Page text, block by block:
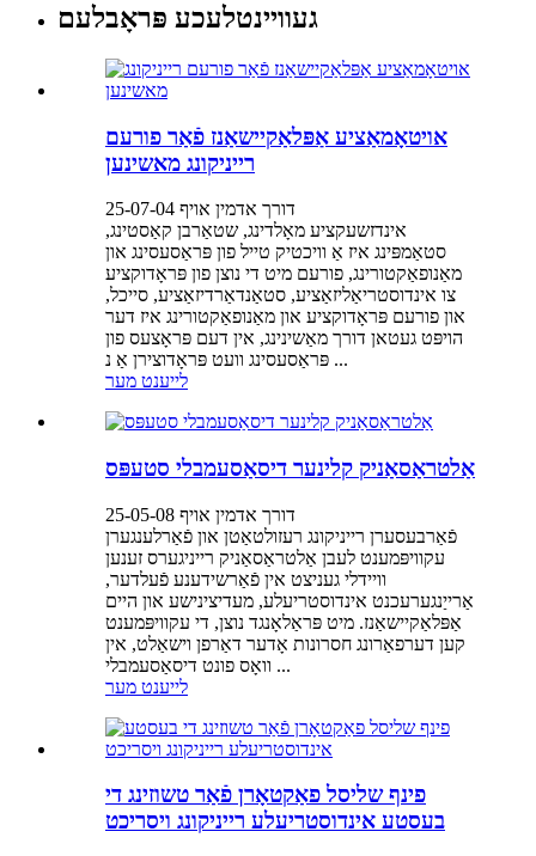
געוויינטלעכע פּראָבלעם
אויטאָמאַציע אַפּלאַקיישאַנז פֿאַר פורעם
רייניקונג מאשינען
דורך אדמין אויף 25-07-04
אינדזשעקציע מאָלדינג, שטאַרבן קאַסטינג,
סטאַמפּינג איז אַ וויכטיק טייל פון פּראַסעסינג און
מאַנופאַקטורינג, פורעם מיט די נוצן פון פּראָדוקציע
צו אינדוסטריאַליזאַציע, סטאַנדאַרדיזאַציע, סייכל,
און פורעם פּראָדוקציע און מאַנופאַקטורינג איז דער
הויפּט געטאן דורך מאַשינינג, אין דעם פּראָצעס פון
פּראַסעסינג וועט פּראָדוצירן אַ נ ...
לייענט מער
אַלטראַסאַניק קלינער דיסאַסעמבלי סטעפּס
דורך אדמין אויף 25-05-08
פֿאַרבעסערן רייניקונג רעזולטאַטן און פֿאַרלענגערן
עקוויפּמענט לעבן אַלטראַסאַניק רייניגערס זענען
וויידלי געניצט אין פֿאַרשידענע פֿעלדער,
אַרייַנגערעכנט אינדוסטריעלע, מעדיצינישע און היים
אַפּלאַקיישאַנז. מיט פּראַלאָנגד נוצן, די עקוויפּמענט
קען דערפאַרונג חסרונות אָדער דאַרפן וישאַלט, אין
וואָס פונט דיסאַסעמבלי ...
לייענט מער
פינף שליסל פאַקטאָרן פֿאַר טשוזינג די
בעסטע אינדוסטריעלע רייניקונג ויסריכט